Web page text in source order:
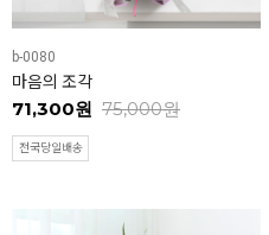
b-0080
마음의 조각
71,300원 75,000원
전국당일배송